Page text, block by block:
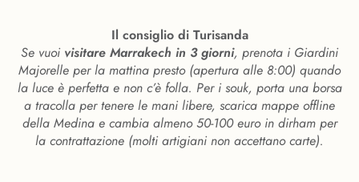
Il consiglio di Turisanda
Se vuoi visitare Marrakech in 3 giorni, prenota i Giardini
Majorelle per la mattina presto (apertura alle 8:00) quando
la luce è perfetta e non c’è folla. Per i souk, porta una borsa
a tracolla per tenere le mani libere, scarica mappe offline
della Medina e cambia almeno 50-100 euro in dirham per
la contrattazione (molti artigiani non accettano carte).